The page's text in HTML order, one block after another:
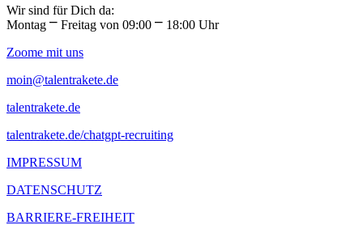
Wir sind für Dich da:
Montag ⎻ Freitag von 09:00 ⎻ 18:00 Uhr
Zoome mit uns
moin@talentrakete.de
talentrakete.de
talentrakete.de/chatgpt-recruiting
IMPRESSUM
DATENSCHUTZ
BARRIERE-FREIHEIT